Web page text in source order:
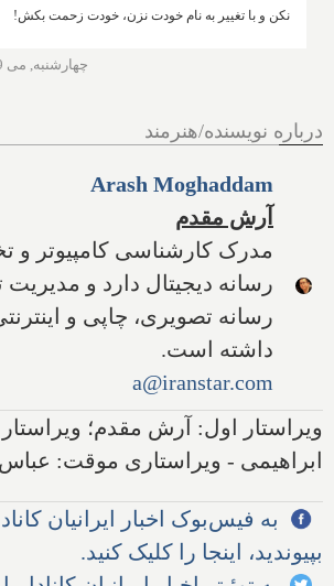
نکن و با تغییر به نام خودت نزن، خودت زحمت بکش!
چهارشنبه, می 29, 2019 - 20:00
درباره نویسنده/هنرمند
Arash Moghaddam
آرش مقدم
مدرک کارشناسی کامپیوتر و
رسانه تصویری، چاپی و
داشته است.
a@iranstar.com
ویراستار اول: آرش مقدم؛ ویراستار
ابراهیمی - ویراستاری موقت:
به فیس‌بوک اخبار ایرانیان
بپیوندید، اینجا را کلیک کنید.